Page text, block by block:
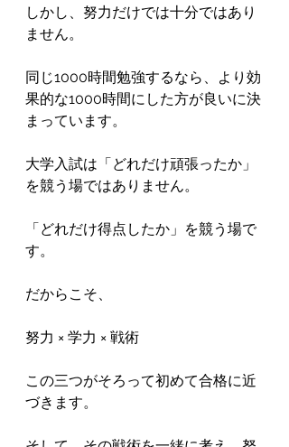
しかし、努力だけでは十分ではあり
ません。
同じ1000時間勉強するなら、より効
果的な1000時間にした方が良いに決
まっています。
大学入試は「どれだけ頑張ったか」
を競う場ではありません。
「どれだけ得点したか」を競う場で
す。
だからこそ、
努力 × 学力 × 戦術
この三つがそろって初めて合格に近
づきます。